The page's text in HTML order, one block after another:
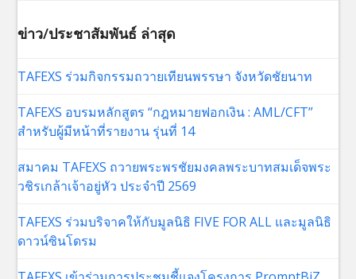
ข่าว/ประชาสัมพันธ์ ล่าสุด
TAFEXS ร่วมกิจกรรมถวายเทียนพรรษา จังหวัดชัยนาท
TAFEXS อบรมหลักสูตร “กฎหมายฟอกเงิน : AML/CFT”
สำหรับผู้มีหน้าที่รายงาน รุ่นที่ 14
สมาคม TAFEXS ถวายพระพรชัยมงคลพระบาทสมเด็จพระ
วชิรเกล้าเจ้าอยู่หัว ประจำปี 2569
TAFEXS ร่วมบริจาคให้กับมูลนิธิ FIVE FOR ALL และมูลนิธิ
ดาวน์ซินโดรม